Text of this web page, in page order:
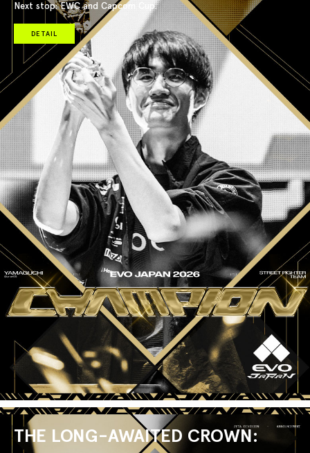
Next stop: EWC and Capcom Cup.
DETAIL
THE LONG-AWAITED CROWN: